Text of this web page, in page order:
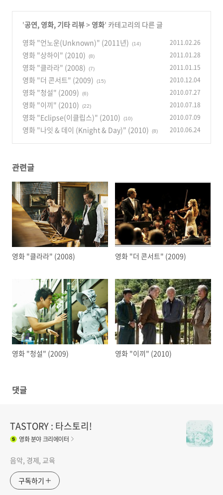
'공연, 영화, 기타 리뷰> 영화' 카테고리의 다른 글
영화 "언노운(Unknown)" (2011년)
(14) 2011.02.26
영화 "상하이" (2010) (8) 2011.01.28
영화 "클라라" (2008) (7) 2011.01.15
영화 "더 콘서트" (2009) (15) 2010.12.04
영화 "청설" (2009) (6) 2010.07.27
영화 "이끼" (2010) (22) 2010.07.18
영화 "Eclipse(이클립스)" (2010) (10) 2010.07.09
영화 "나잇 & 데이 (Knight & Day)" (2010) (8) 2010.06.24
관련글
영화 "클라라" (2008) 영화 "더 콘서트" (2009)
영화 "청설" (2009) 영화 "이끼" (2010)
댓글
TASTORY : 타스토리!
영화분야 크리에이터
음악, 경제, 교육
구독하기